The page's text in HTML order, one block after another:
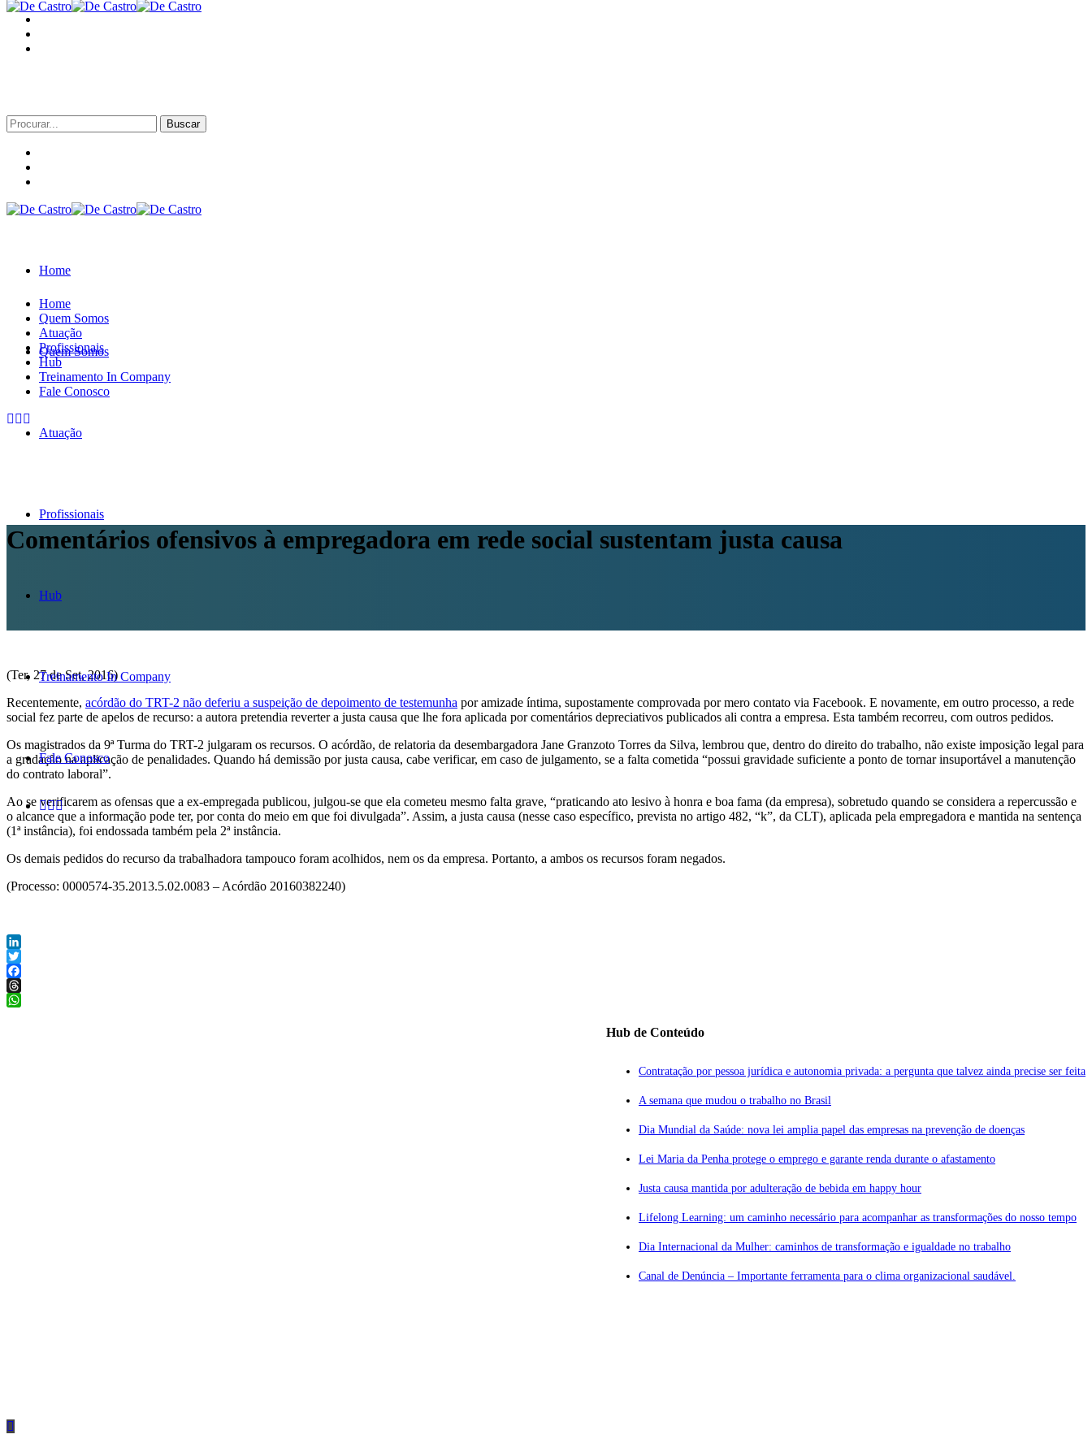
Procurar
por:
Home
Quem Somos
Atuação
Profissionais
Hub
Treinamento In Company
Fale Conosco
Home
Quem Somos
Atuação
Profissionais
Hub
Treinamento In Company
Fale Conosco
Comentários ofensivos à empregadora em rede social sustentam justa causa
(Ter, 27 de Set, 2016)
Recentemente, acórdão do TRT-2 não deferiu a suspeição de depoimento de testemunha por amizade íntima, supostamente comprovada por mero contato via Facebook. E novamente, em outro processo, a rede
social fez parte de apelos de recurso: a autora pretendia reverter a justa causa que lhe fora aplicada por comentários depreciativos publicados ali contra a empresa. Esta também recorreu, com outros pedidos.
Os magistrados da 9ª Turma do TRT-2 julgaram os recursos. O acórdão, de relatoria da desembargadora Jane Granzoto Torres da Silva, lembrou que, dentro do direito do trabalho, não existe imposição legal para
a gradação na aplicação de penalidades. Quando há demissão por justa causa, cabe verificar, em caso de julgamento, se a falta cometida “possui gravidade suficiente a ponto de tornar insuportável a manutenção
do contrato laboral”.
Ao se verificarem as ofensas que a ex-empregada publicou, julgou-se que ela cometeu mesmo falta grave, “praticando ato lesivo à honra e boa fama (da empresa), sobretudo quando se considera a repercussão e
o alcance que a informação pode ter, por conta do meio em que foi divulgada”. Assim, a justa causa (nesse caso específico, prevista no artigo 482, “k”, da CLT), aplicada pela empregadora e mantida na sentença
(1ª instância), foi endossada também pela 2ª instância.
Os demais pedidos do recurso da trabalhadora tampouco foram acolhidos, nem os da empresa. Portanto, a ambos os recursos foram negados.
(Processo: 0000574-35.2013.5.02.0083 – Acórdão 20160382240)
LinkedIn
Twitter
Facebook
Threads
Hub de Conteúdo
Contratação por pessoa jurídica e autonomia privada: a pergunta que talvez ainda precise ser feita
A semana que mudou o trabalho no Brasil
Dia Mundial da Saúde: nova lei amplia papel das empresas na prevenção de doenças
Lei Maria da Penha protege o emprego e garante renda durante o afastamento
Justa causa mantida por adulteração de bebida em happy hour
Lifelong Learning: um caminho necessário para acompanhar as transformações do nosso tempo
Dia Internacional da Mulher: caminhos de transformação e igualdade no trabalho
Canal de Denúncia – Importante ferramenta para o clima organizacional saudável.